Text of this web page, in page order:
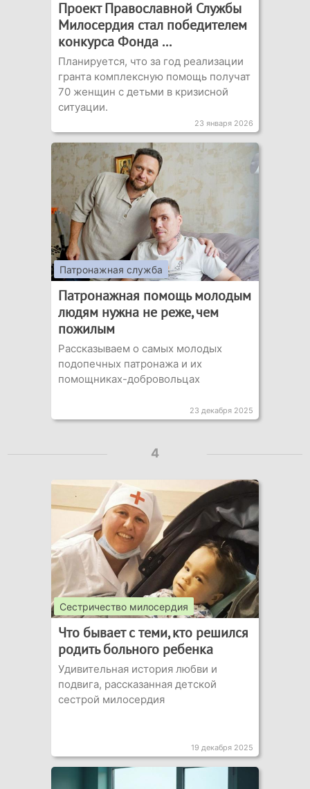
Проект Православной Службы
Милосердия стал победителем
конкурса Фонда ...
Планируется, что за год реализации
гранта комплексную помощь получат
70 женщин с детьми в кризисной
ситуации.
23 января 2026
Патронажная служба
Патронажная помощь молодым
людям нужна не реже, чем
пожилым
Рассказываем о самых молодых
подопечных патронажа и их
помощниках-добровольцах
23 декабря 2025
4
Сестричество милосердия
Что бывает с теми, кто решился
родить больного ребенка
Удивительная история любви и
подвига, рассказанная детской
сестрой милосердия
19 декабря 2025